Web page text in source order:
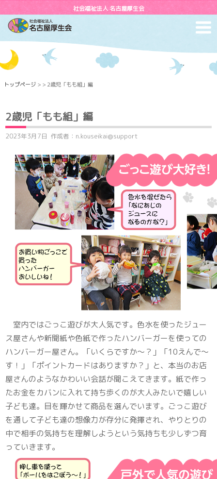
社会福祉法人 名古屋厚生会
トップページ > > 2歳児「もも組」編
2歳児「もも組」編
2023年3月7日 作成者：n.kouseikai@support
室内ではごっこ遊びが大人気です。色水を使ったジュー
ス屋さんや新聞紙や色紙で作ったハンバーガーを使っての
ハンバーガー屋さん。「いくらですか～？」「10えんで～
す！」「ポイントカードはありますか？」と、本当のお店
屋さんのようなかわいい会話が聞こえてきます。紙で作っ
たお金をカバンに入れて持ち歩くのが大人みたいで嬉しい
子ども達。目を輝かせて商品を選んでいます。ごっこ遊び
を通して子ども達の想像力が存分に発揮され、やりとりの
中で相手の気持ちを理解しようという気持ちも少しずつ育
っていきます。